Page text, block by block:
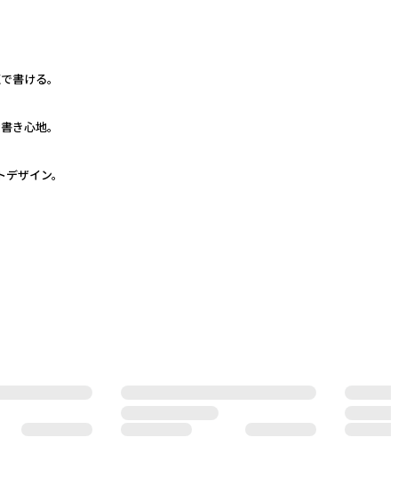
書ける。
き心地。
ザイン。